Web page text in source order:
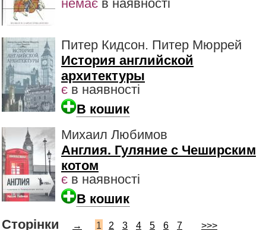
немає в наявності
Питер Кидсон. Питер Мюррей
История английской
архитектуры
є в наявності
В кошик
Михаил Любимов
Англия. Гуляние с Чеширским
котом
є в наявності
В кошик
Сторінки
→ 1 2 3 4 5 6 7 >>>